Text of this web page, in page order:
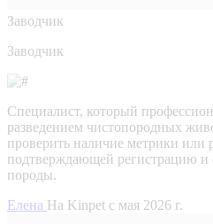
Заводчик
Заводчик
Специалист, который
разведением чистопородных
проверить наличие метрики или
подтверждающей регистрацию и
породы.
Елена На Kinpet c мая 2026 г.